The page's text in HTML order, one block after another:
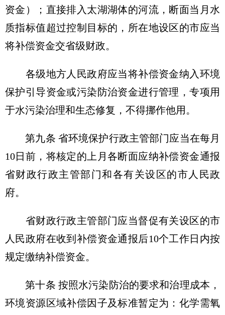
资金）；直接排入太湖湖体的河流，断面当月水
质指标值超过控制目标的，所在地设区的市应当
将补偿资金交省级财政。
各级地方人民政府应当将补偿资金纳入环境
保护引导资金或污染防治资金进行管理，专项用
于水污染治理和生态修复，不得挪作他用。
第九条 省环境保护行政主管部门应当在每月
10日前，将核定的上月各断面应纳补偿资金通报
省财政行政主管部门和各有关设区的市人民政
府。
省财政行政主管部门应当督促有关设区的市
人民政府在收到补偿资金通报后10个工作日内按
规定缴纳补偿资金。
第十条 按照水污染防治的要求和治理成本，
环境资源区域补偿因子及标准暂定为：化学需氧